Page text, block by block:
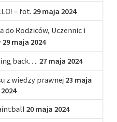
– fot. 29 maja 2024
do Rodziców, Uczennic i
29 maja 2024
back…. 27 maja 2024
z wiedzy prawnej 23 maja
2024
20 maja 2024